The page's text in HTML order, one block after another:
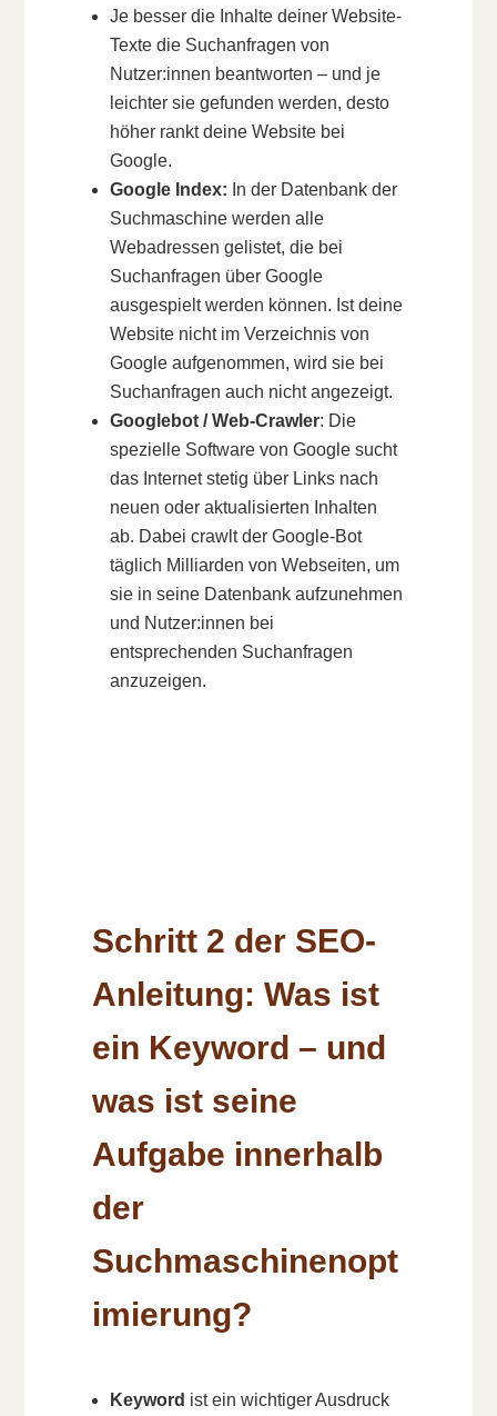
Je besser die Inhalte deiner Website-
Texte die Suchanfragen von
Nutzer:innen beantworten – und je
leichter sie gefunden werden, desto
höher rankt deine Website bei
Google.
Google Index: In der Datenbank der
Suchmaschine werden alle
Webadressen gelistet, die bei
Suchanfragen über Google
ausgespielt werden können. Ist deine
Website nicht im Verzeichnis von
Google aufgenommen, wird sie bei
Suchanfragen auch nicht angezeigt.
Googlebot / Web-Crawler: Die
spezielle Software von Google sucht
das Internet stetig über Links nach
neuen oder aktualisierten Inhalten
ab. Dabei crawlt der Google-Bot
täglich Milliarden von Webseiten, um
sie in seine Datenbank aufzunehmen
und Nutzer:innen bei
entsprechenden Suchanfragen
anzuzeigen.
Schritt 2 der SEO-
Anleitung: Was ist
ein Keyword – und
was ist seine
Aufgabe innerhalb
der
Suchmaschinenopt
imierung?
Keyword ist ein wichtiger Ausdruck